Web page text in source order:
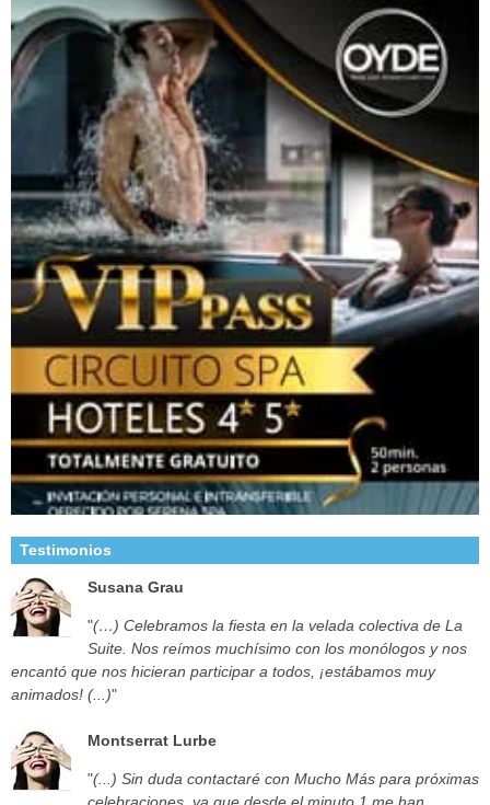
Testimonios
Susana Grau
"(…) Celebramos la fiesta en la velada colectiva de La
Suite. Nos reímos muchísimo con los monólogos y nos
encantó que nos hicieran participar a todos, ¡estábamos muy
animados! (...)"
Montserrat Lurbe
"(...) Sin duda contactaré con Mucho Más para próximas